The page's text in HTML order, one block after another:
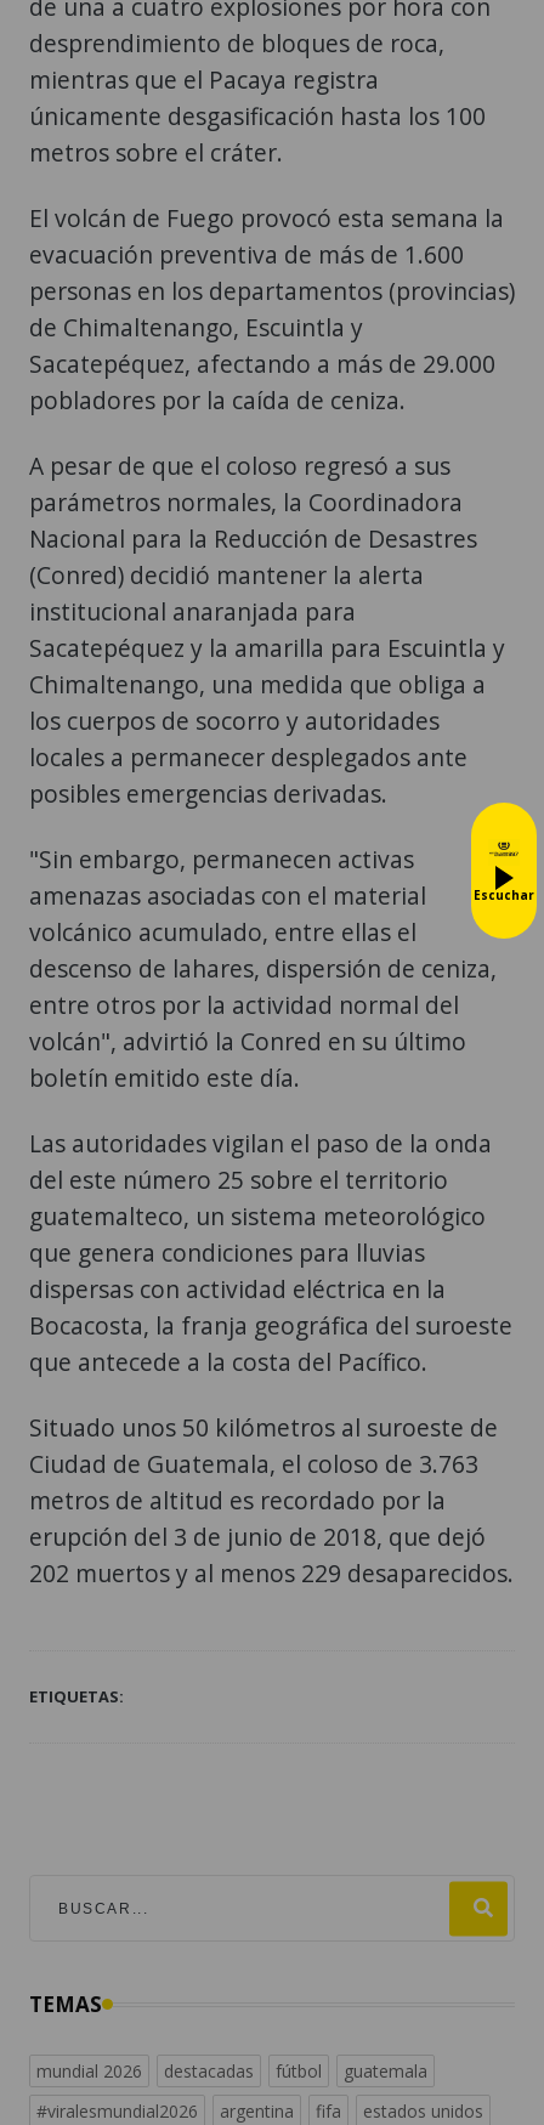
de una a cuatro explosiones por hora con
desprendimiento de bloques de roca,
mientras que el Pacaya registra
únicamente desgasificación hasta los 100
metros sobre el cráter.
El volcán de Fuego provocó esta semana la
evacuación preventiva de más de 1.600
personas en los departamentos (provincias)
de Chimaltenango, Escuintla y
Sacatepéquez, afectando a más de 29.000
pobladores por la caída de ceniza.
A pesar de que el coloso regresó a sus
parámetros normales, la Coordinadora
Nacional para la Reducción de Desastres
(Conred) decidió mantener la alerta
institucional anaranjada para
Sacatepéquez y la amarilla para Escuintla y
Chimaltenango, una medida que obliga a
los cuerpos de socorro y autoridades
locales a permanecer desplegados ante
posibles emergencias derivadas.
"Sin embargo, permanecen activas
amenazas asociadas con el material
volcánico acumulado, entre ellas el
descenso de lahares, dispersión de ceniza,
entre otros por la actividad normal del
volcán", advirtió la Conred en su último
boletín emitido este día.
Las autoridades vigilan el paso de la onda
del este número 25 sobre el territorio
guatemalteco, un sistema meteorológico
que genera condiciones para lluvias
dispersas con actividad eléctrica en la
Bocacosta, la franja geográfica del suroeste
que antecede a la costa del Pacífico.
Situado unos 50 kilómetros al suroeste de
Ciudad de Guatemala, el coloso de 3.763
metros de altitud es recordado por la
erupción del 3 de junio de 2018, que dejó
202 muertos y al menos 229 desaparecidos.
ETIQUETAS:
TEMAS
mundial 2026 destacadas fútbol
guatemala
#viralesmundial2026
argentina fifa
estados unidos
Escuchar